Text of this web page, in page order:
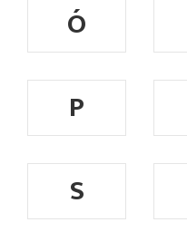
Ó
P
S